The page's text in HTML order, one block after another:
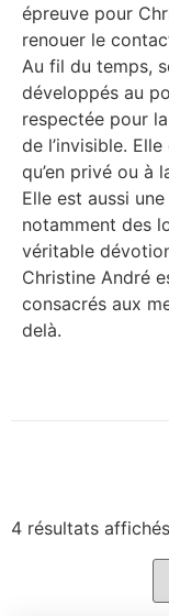
épreuve pour
renouer le
Au fil du temps,
développés au
respectée pour
de l’invisible.
qu’en privé ou à
Elle est aussi
notamment des
véritable
Christine André
consacrés aux
delà.
4 résultats affichés